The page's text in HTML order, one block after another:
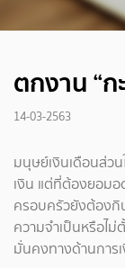
ตกงาน “
14-03-2563
มนุษย์เงินเดือนส่ว
เงิน แต่ที่ต้องยอมอ
ครอบครัวยังต้องกิ
ความจำเป็นหรือไ
มั่นคงทางด้านการ